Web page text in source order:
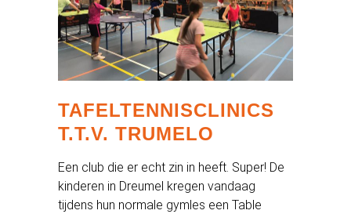
TAFELTENNISCLINICS
T.T.V. TRUMELO
Een club die er echt zin in heeft. Super! De
kinderen in Dreumel kregen vandaag
tijdens hun normale gymles een Table